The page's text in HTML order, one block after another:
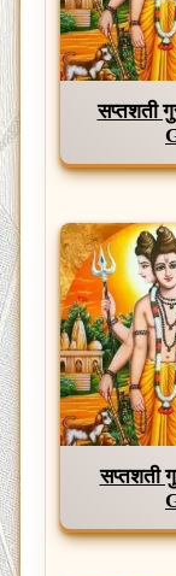
सप्तशती
सप्तशती